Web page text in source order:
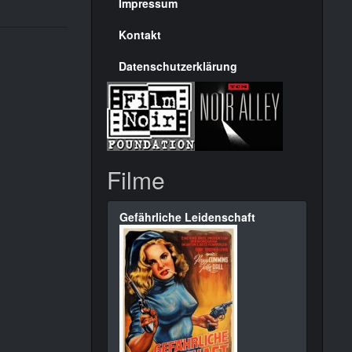
Impressum
Kontakt
Datenschutzerklärung
Filme
Gefährliche Leidenschaft